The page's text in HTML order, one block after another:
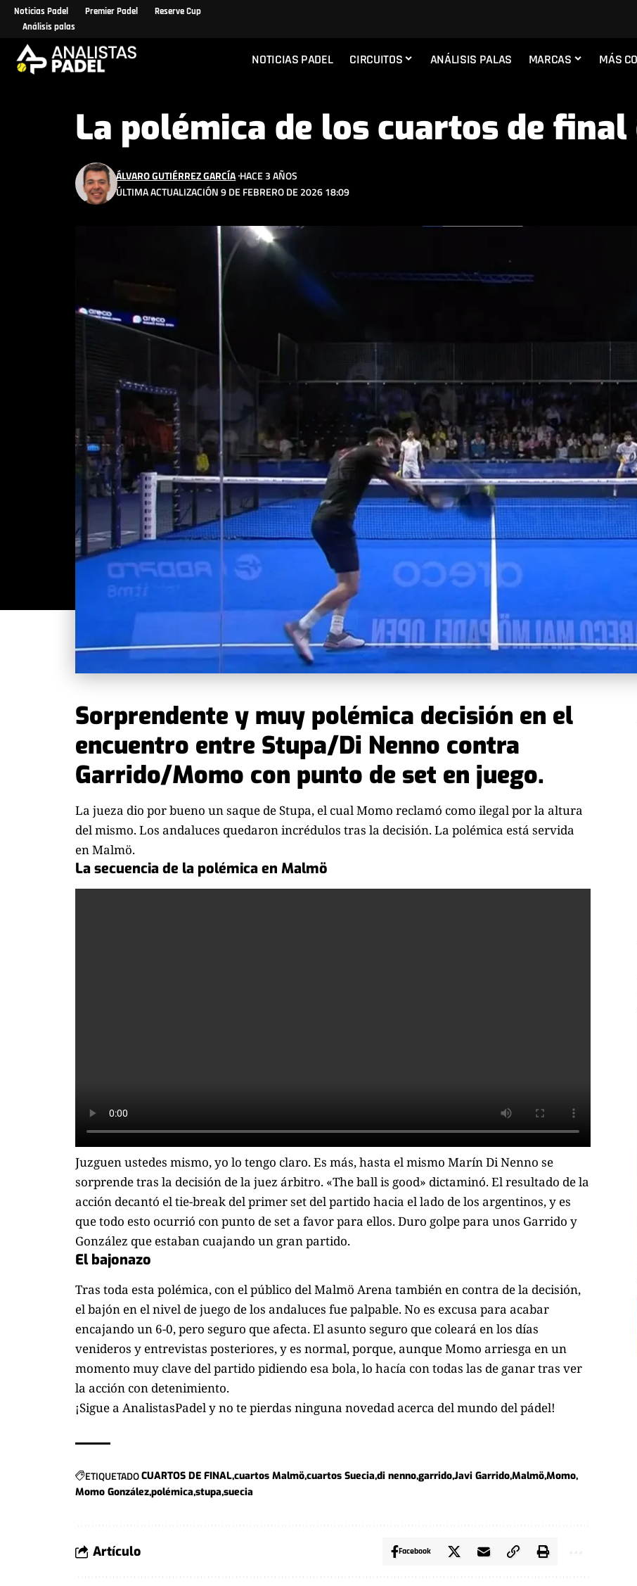
Noticias Padel Premier Padel
Reserve Cup
Análisis palas
NOTICIAS PADEL CIRCUITOS ANÁLISIS PALAS MARCAS MÁS
La polémica de los cuartos de
ÚLTIMA ACTUALIZACIÓN 9 DE FEBRERO DE 2026 18:09
ÁLVARO GUTIÉRREZ GARCÍA HACE 3 AÑOS
Sorprendente y muy polémica decisión en el
encuentro entre Stupa/Di Nenno contra
Garrido/Momo con punto de set en juego.
La jueza dio por bueno un saque de Stupa, el cual Momo reclamó como ilegal por la altura
del mismo. Los andaluces quedaron incrédulos tras la decisión. La polémica está servida
en Malmö.
La secuencia de la polémica en Malmö
Juzguen ustedes mismo, yo lo tengo claro. Es más, hasta el mismo Marín Di Nenno se
sorprende tras la decisión de la juez árbitro. «The ball is good» dictaminó. El resultado de la
acción decantó el tie-break del primer set del partido hacia el lado de los argentinos, y es
que todo esto ocurrió con punto de set a favor para ellos. Duro golpe para unos Garrido y
González que estaban cuajando un gran partido.
El bajonazo
Tras toda esta polémica, con el público del Malmö Arena también en contra de la decisión,
el bajón en el nivel de juego de los andaluces fue palpable. No es excusa para acabar
encajando un 6-0, pero seguro que afecta. El asunto seguro que coleará en los días
venideros y entrevistas posteriores, y es normal, porque, aunque Momo arriesga en un
momento muy clave del partido pidiendo esa bola, lo hacía con todas las de ganar tras ver
la acción con detenimiento.
¡Sigue a AnalistasPadely no te pierdas ninguna novedad acerca del mundo del pádel!
ETIQUETADOCUARTOS DE FINALcuartos Malmöcuartos Suecia di nennogarridoJavi GarridoMalmöMomo
Momo Gonzálezpolémica stupa suecia
Artículo Facebook